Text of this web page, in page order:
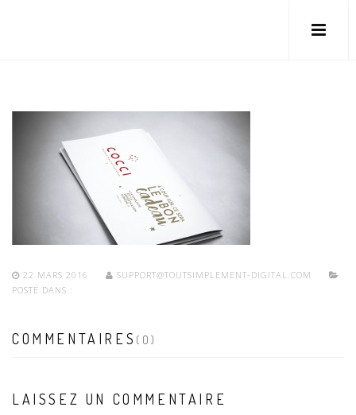
22 MARS 2016
SUPPORT@TOUTSIMPLEMENT-DIGITAL.COM
POSTÉ DANS :
COMMENTAIRES (0)
LAISSEZ UN COMMENTAIRE